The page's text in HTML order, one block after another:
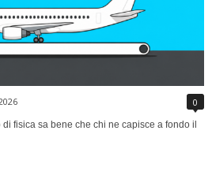
0
fisica sa bene che chi ne capisce a fondo il